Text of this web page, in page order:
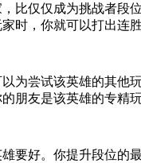
比仅仅成为挑战者段
时，你就可以打出连
为尝试该英雄的其他
朋友是该英雄的专精
要好。你提升段位的